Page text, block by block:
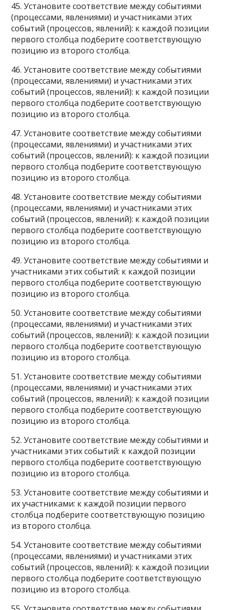
45. Установите соответствие между событиями
(процессами, явлениями) и участниками этих
событий (процессов, явлений): к каждой позиции
первого столбца подберите соответствующую
позицию из второго столбца.
46. Установите соответствие между событиями
(процессами, явлениями) и участниками этих
событий (процессов, явлений): к каждой позиции
первого столбца подберите соответствующую
позицию из второго столбца.
47. Установите соответствие между событиями
(процессами, явлениями) и участниками этих
событий (процессов, явлений): к каждой позиции
первого столбца подберите соответствующую
позицию из второго столбца.
48. Установите соответствие между событиями
(процессами, явлениями) и участниками этих
событий (процессов, явлений): к каждой позиции
первого столбца подберите соответствующую
позицию из второго столбца.
49. Установите соответствие между событиями и
участниками этих событий: к каждой позиции
первого столбца подберите соответствующую
позицию из второго столбца.
50. Установите соответствие между событиями
(процессами, явлениями) и участниками этих
событий (процессов, явлений): к каждой позиции
первого столбца подберите соответствующую
позицию из второго столбца.
51. Установите соответствие между событиями
(процессами, явлениями) и участниками этих
событий (процессов, явлений): к каждой позиции
первого столбца подберите соответствующую
позицию из второго столбца.
52. Установите соответствие между событиями и
участниками этих событий: к каждой позиции
первого столбца подберите соответствующую
позицию из второго столбца.
53. Установите соответствие между событиями и
их участниками: к каждой позиции первого
столбца подберите соответствующую позицию
из второго столбца.
54. Установите соответствие между событиями
(процессами, явлениями) и участниками этих
событий (процессов, явлений): к каждой позиции
первого столбца подберите соответствующую
позицию из второго столбца.